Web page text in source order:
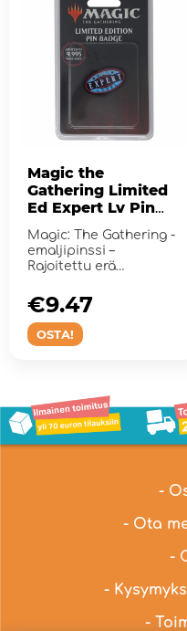
Magic the
Gathering Limited
Ed Expert Lv Pin
Magic: The Gathering -
emaljipinssi –
Rajoitettu erä
OSTA!
€9.47
-
- Ota
-
-
-